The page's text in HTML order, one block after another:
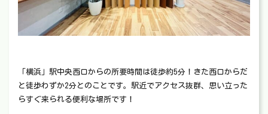
「横浜」駅中央西口からの所要時間は徒歩約5分！きた西口からだ
と徒歩わずか2分とのことです。駅近でアクセス抜群、思い立った
らすぐ来られる便利な場所です！